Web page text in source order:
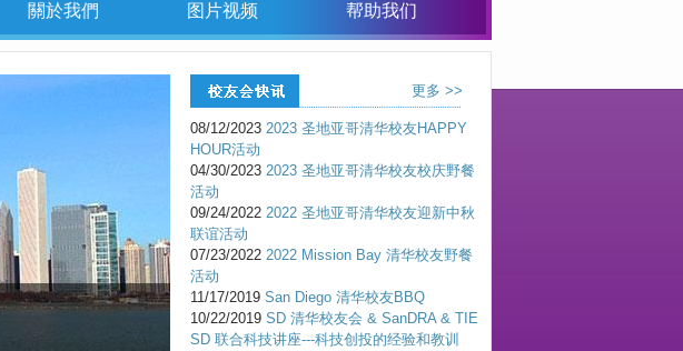
關於我們 图片视频 帮助我们
更多 >>
08/12/2023 2023 圣地亚哥清华校友HAPPY
HOUR活动
04/30/2023 2023 圣地亚哥清华校友校庆野餐
活动
09/24/2022 2022 圣地亚哥清华校友迎新中秋
联谊活动
07/23/2022 2022 Mission Bay 清华校友野餐
活动
11/17/2019 San Diego 清华校友BBQ
10/22/2019 SD 清华校友会 & SanDRA & TIE
SD 联合科技讲座---科技创投的经验和教训